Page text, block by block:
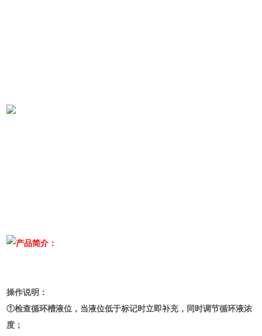
产品简介：
操作说明：
①检查循环槽液位，当液位低于标记时立即补充，同时调节循环液浓
度；